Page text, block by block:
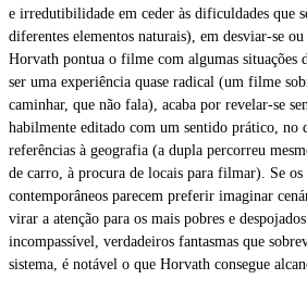
e irredutibilidade em ceder às dificuldades que
diferentes elementos naturais), em desviar-se
Horvath pontua o filme com algumas situações
ser uma experiência quase radical (um filme
caminhar, que não fala), acaba por revelar-se
habilmente editado com um sentido prático, no
referências à geografia (a dupla percorreu
de carro, à procura de locais para filmar). Se os
contemporâneos parecem preferir imaginar
virar a atenção para os mais pobres e
incompassível, verdadeiros fantasmas que
sistema, é notável o que Horvath consegue